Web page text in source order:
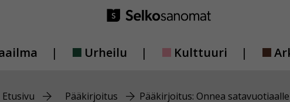
Urheilu Kulttuuri
Etusivu Pääkirjoitus Pääkirjoitus: Onnea